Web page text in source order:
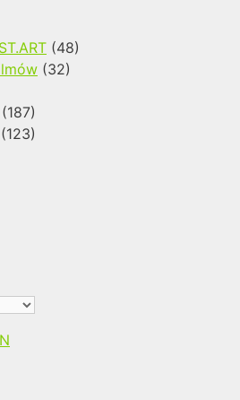
(48)
(32)
(187)
(123)